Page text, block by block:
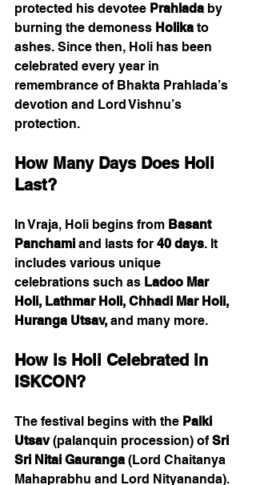
protected his devotee Prahlada by
burning the demoness Holika to
ashes. Since then, Holi has been
celebrated every year in
remembrance of Bhakta Prahlada’s
devotion and Lord Vishnu’s
protection.
How Many Days Does Holi
Last?
In Vraja, Holi begins from Basant
Panchami and lasts for 40 days. It
includes various unique
celebrations such as Ladoo Mar
Holi, Lathmar Holi, Chhadi Mar Holi,
Huranga Utsav, and many more.
How is Holi Celebrated in
ISKCON?
The festival begins with the Palki
Utsav (palanquin procession) of Sri
Sri Nitai Gauranga (Lord Chaitanya
Mahaprabhu and Lord Nityananda).